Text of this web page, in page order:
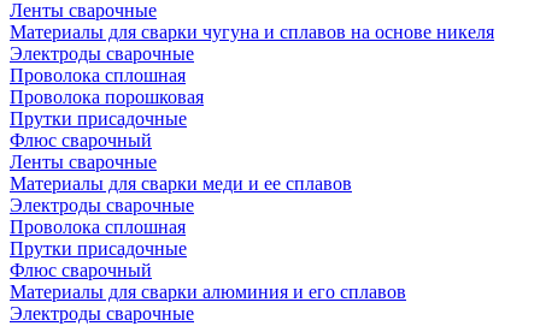
Ленты сварочные
Материалы для сварки чугуна и сплавов на основе никеля
Электроды сварочные
Проволока сплошная
Проволока порошковая
Прутки присадочные
Флюс сварочный
Ленты сварочные
Материалы для сварки меди и ее сплавов
Электроды сварочные
Проволока сплошная
Прутки присадочные
Флюс сварочный
Материалы для сварки алюминия и его сплавов
Электроды сварочные